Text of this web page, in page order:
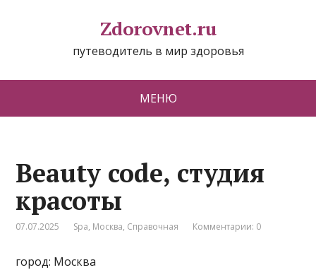
Zdorovnet.ru
путеводитель в мир здоровья
МЕНЮ
Beauty code, студия
красоты
07.07.2025 Spa, Москва, Справочная Комментарии: 0
город: Москва